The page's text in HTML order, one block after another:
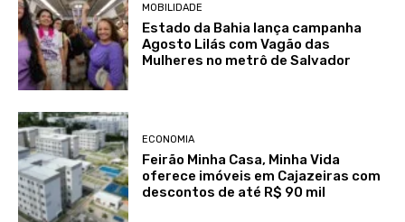
MOBILIDADE
Estado da Bahia lança campanha
Agosto Lilás com Vagão das
Mulheres no metrô de Salvador
ECONOMIA
Feirão Minha Casa, Minha Vida
oferece imóveis em Cajazeiras com
descontos de até R$ 90 mil